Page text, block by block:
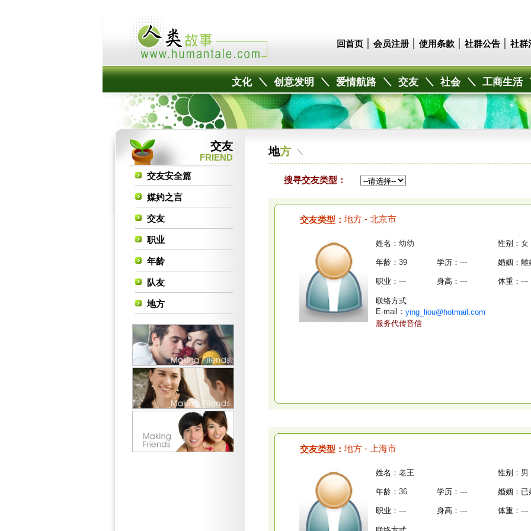
回首页│ 会员注册│ 使用条款│ 社群公告│ 社群
文化 ＼ 创意发明 ＼ 爱情航路 ＼ 交友 ＼ 社会 ＼ 工商生活
交友
FRIEND
交友安全篇
媒妁之言
交友
职业
年龄
队友
地方
地方 ＼
搜寻交友类型：
交友类型： 地方 - 北京市
姓名： 幼幼 性别： 女
年龄： 39 学历： --- 婚姻： 離
职业： --- 身高： --- 体重： ---
联络方式
E-mail： ying_liou@hotmail.com
服务代传音信
交友类型： 地方 - 上海市
姓名： 老王 性别： 男
年龄： 36 学历： --- 婚姻： 已
职业： --- 身高： --- 体重： ---